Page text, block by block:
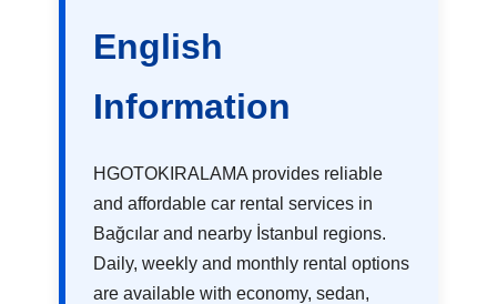
English
Information
HGOTOKIRALAMA provides reliable
and affordable car rental services in
Bağcılar and nearby İstanbul regions.
Daily, weekly and monthly rental options
are available with economy, sedan,